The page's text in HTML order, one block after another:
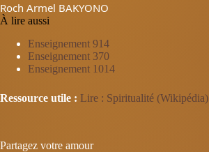
Roch Armel BAKYONO
À lire aussi
Enseignement 914
Enseignement 370
Enseignement 1014
Ressource utile : Lire : Spiritualité (Wikipédia)
Partagez votre amour